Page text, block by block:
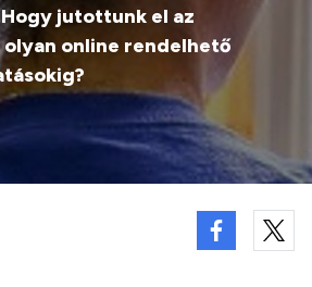
jutottunk el az
online rendelhető